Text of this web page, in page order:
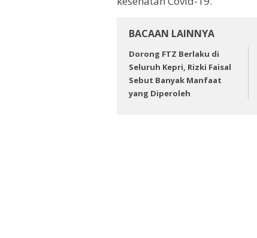
BACAAN LAINNYA
Dorong FTZ Berlaku di
Seluruh Kepri, Rizki Faisal
Sebut Banyak Manfaat
yang Diperoleh